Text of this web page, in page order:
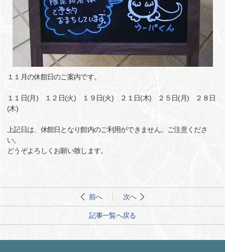
１１月の休館日のご案内です。
１１日(月) １２日(火) １９日(火) ２１日(木) ２５日(月) ２８日
(木)
上記日は、休館日となり館内のご利用ができません。ご注意くださ
い。
どうぞよろしくお願い致します。
前へ 次へ
記事一覧へ戻る